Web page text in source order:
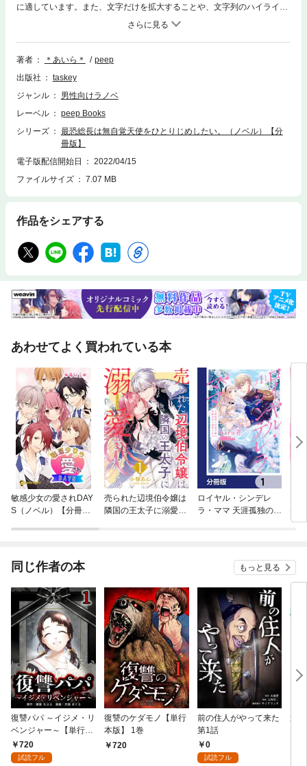
に適しています。また、文字だけを拡大することや、文字列のハイライ
ト、検索、辞書の参照、引用などの機能が使用できません。関西を牛耳る
四王天組。そのひとり娘であるきららは、普通の高校生活を送るため正体
を隠しヤンキー校に転入！そこで出会った校内トップの総長に気に入ら
れ……「それ、俺以外にはすんな」「甘えんのも頼るのも、俺だけにし
著者 ＊あいら＊
peep
出版社
taskey
ジャンル
男性向けラノベ
レーベル
peep Books
シリーズ
最恐総長は無自覚天使をひとりじめしたい。（ノベル）【分
冊版】
電子版配信開始日
2022/04/15
ファイルサイズ
7.07 MB
作品をシェアする
あわせてよく買われている本
敏感少女の愛されDAY
S（ノベル）【分冊
売られた辺境伯令嬢は
隣国の王太子に溺愛さ
ロイヤル・シンデレ
ラ・ママ 天涯孤独の没
は
グ
同じ作者の本 もっと見る
復讐パパ ～イジメ・リ
ベンジャー～【単行本
版】 1巻
720
試読フル
復讐のケダモノ【単行
本版】 1巻
720
前の住人がやって来た
第1話
0
試読フル
追